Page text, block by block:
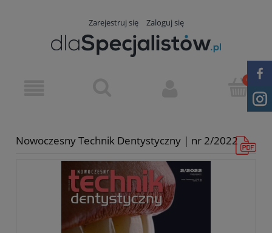
Zarejestruj się Zaloguj się
Nowoczesny Technik Dentystyczny | nr 2/2022